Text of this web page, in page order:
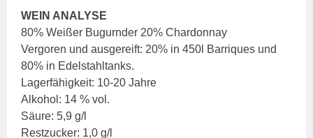
WEIN ANALYSE
80% Weißer Bugurnder 20% Chardonnay
Vergoren und ausgereift: 20% in 450l Barriques und
80% in Edelstahltanks.
Lagerfähigkeit: 10-20 Jahre
Alkohol: 14 % vol.
Säure: 5,9 g/l
Restzucker: 1,0 g/l